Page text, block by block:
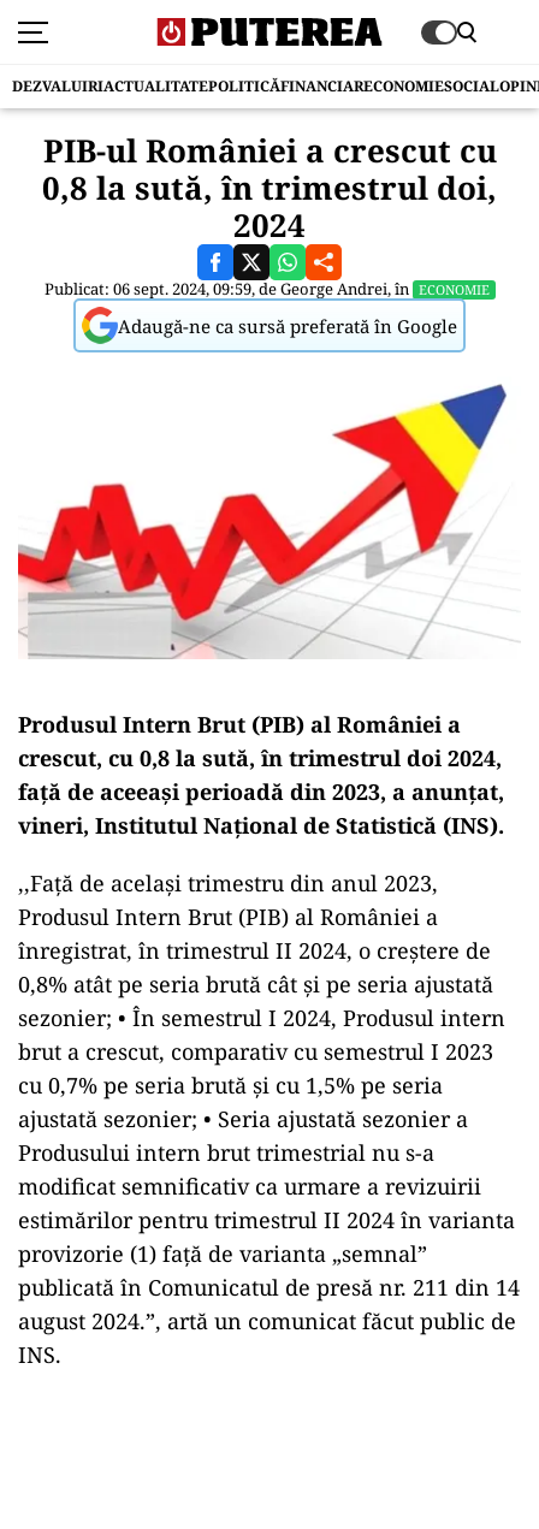
DEZVALUIRIACTUALITATEPOLITICĂFINANCIARECONOMIESOCIAL
PIB-ul României a crescut cu
0,8 la sută, în trimestrul doi,
2024
Publicat: 06 sept. 2024, 09:59, deGeorge Andrei, în ECONOMIE
Adaugă-ne ca sursă preferată în Google
Produsul Intern Brut (PIB) al României a
crescut, cu 0,8 la sută, în trimestrul doi 2024,
față de aceeași perioadă din 2023, a anunțat,
vineri, Institutul Național de Statistică (INS).
,,Faţă de acelaşi trimestru din anul 2023,
Produsul Intern Brut (PIB) al României a
înregistrat, în trimestrul II 2024, o creştere de
0,8% atât pe seria brută cât şi pe seria ajustată
sezonier; • În semestrul I 2024, Produsul intern
brut a crescut, comparativ cu semestrul I 2023
cu 0,7% pe seria brută și cu 1,5% pe seria
ajustată sezonier; • Seria ajustată sezonier a
Produsului intern brut trimestrial nu s-a
modificat semnificativ ca urmare a revizuirii
estimărilor pentru trimestrul II 2024 în varianta
provizorie (1) faţă de varianta „semnal”
publicată în Comunicatul de presă nr. 211 din 14
august 2024.”, artă un comunicat făcut public de
INS.